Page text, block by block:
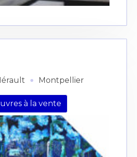
· Montpellier
à la vente